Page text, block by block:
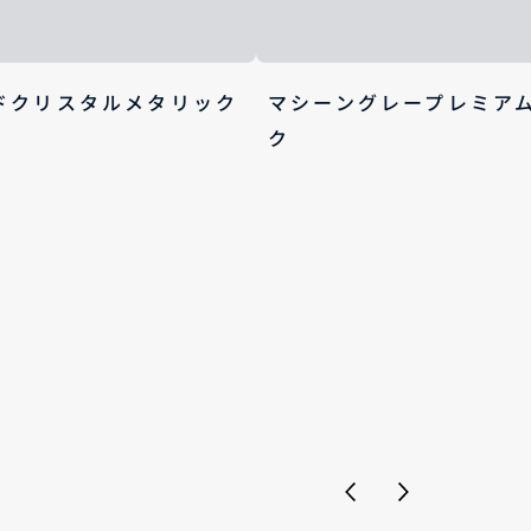
クリスタルメタリック
マシーングレープレミア
ク